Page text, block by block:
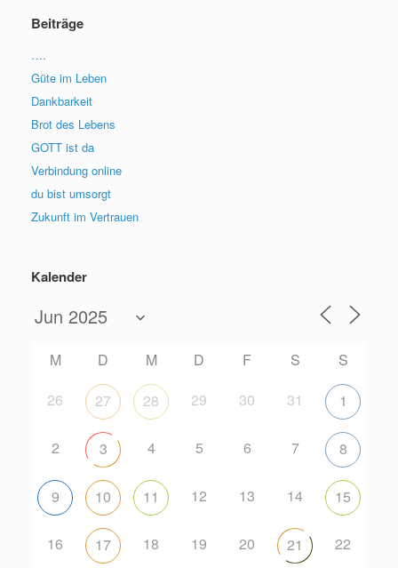
Beiträge
….
Güte im Leben
Dankbarkeit
Brot des Lebens
GOTT ist da
Verbindung online
du bist umsorgt
Zukunft im Vertrauen
Kalender
M D M D F S
S
26
27 28 29 30 31 1
2 3 4 5 6 7 8
9 10 11 12 13 14 15
16 17 18 19 20 21 22